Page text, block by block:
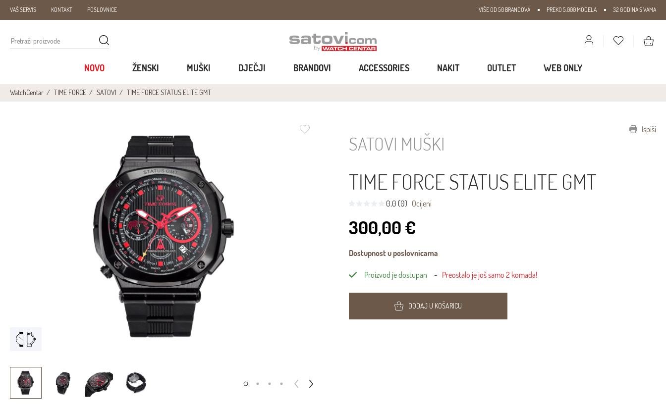
VAŠ SERVIS KONTAKT POSLOVNICE VIŠE OD 50 BRANDOVA PREKO 5.000 MODELA 32 GODINA S VAMA
NOVO ŽENSKI MUŠKI DJEČJI BRANDOVI ACCESSORIES NAKIT OUTLET WEB ONLY
WatchCentar TIME FORCE SATOVI TIME FORCE STATUS ELITE GMT
Ispiši
SATOVI MUŠKI
TIME FORCE STATUS ELITE GMT
0,0 (0) Ocijeni
300,00 €
Dostupnost u poslovnicama
Proizvod je dostupan Preostalo je još samo 2 komada!
DODAJ U KOŠARICU